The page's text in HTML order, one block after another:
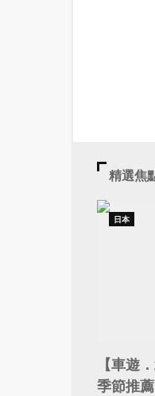
精選焦
日本
【車遊
季節推薦